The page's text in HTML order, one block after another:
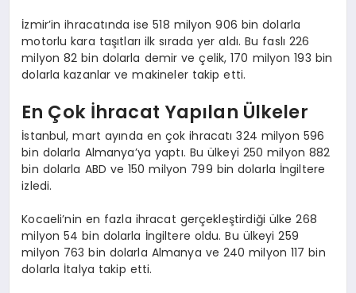
İzmir’in ihracatında ise 518 milyon 906 bin dolarla
motorlu kara taşıtları ilk sırada yer aldı. Bu faslı 226
milyon 82 bin dolarla demir ve çelik, 170 milyon 193 bin
dolarla kazanlar ve makineler takip etti.
En Çok İhracat Yapılan Ülkeler
İstanbul, mart ayında en çok ihracatı 324 milyon 596
bin dolarla Almanya’ya yaptı. Bu ülkeyi 250 milyon 882
bin dolarla ABD ve 150 milyon 799 bin dolarla İngiltere
izledi.
Kocaeli’nin en fazla ihracat gerçekleştirdiği ülke 268
milyon 54 bin dolarla İngiltere oldu. Bu ülkeyi 259
milyon 763 bin dolarla Almanya ve 240 milyon 117 bin
dolarla İtalya takip etti.